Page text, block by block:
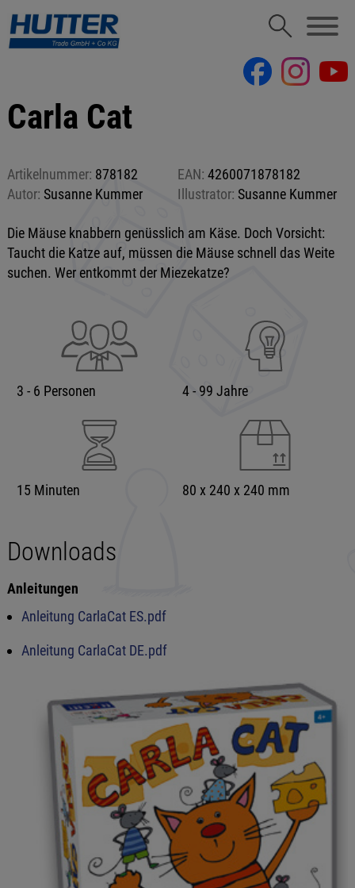
Carla Cat
Artikelnummer: 878182 EAN: 4260071878182
Autor: Susanne Kummer Illustrator: Susanne Kummer
Die Mäuse knabbern genüsslich am Käse. Doch Vorsicht:
Taucht die Katze auf, müssen die Mäuse schnell das Weite
suchen. Wer entkommt der Miezekatze?
3 - 6 Personen 4 - 99 Jahre
15 Minuten 80 x 240 x 240 mm
Downloads
Anleitungen
Anleitung CarlaCat ES.pdf
Anleitung CarlaCat DE.pdf